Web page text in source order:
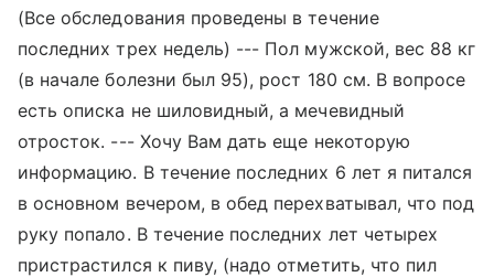
(Все обследования проведены в течение
последних трех недель) --- Пол мужской, вес 88 кг
(в начале болезни был 95), рост 180 см. В вопросе
есть описка не шиловидный, а мечевидный
отросток. --- Хочу Вам дать еще некоторую
информацию. В течение последних 6 лет я питался
в основном вечером, в обед перехватывал, что под
руку попало. В течение последних лет четырех
пристрастился к пиву, (надо отметить, что пил